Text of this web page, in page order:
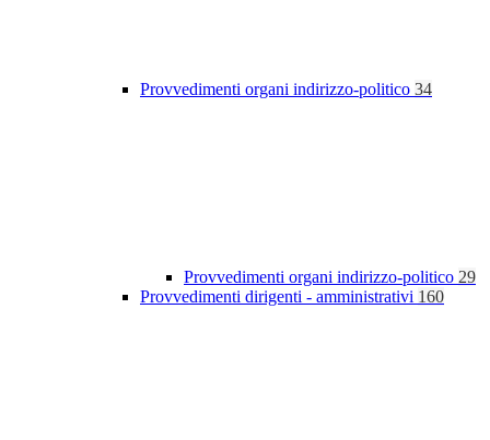
Provvedimenti organi indirizzo-politico 34
Provvedimenti organi indirizzo-politico 29
Provvedimenti dirigenti - amministrativi 160